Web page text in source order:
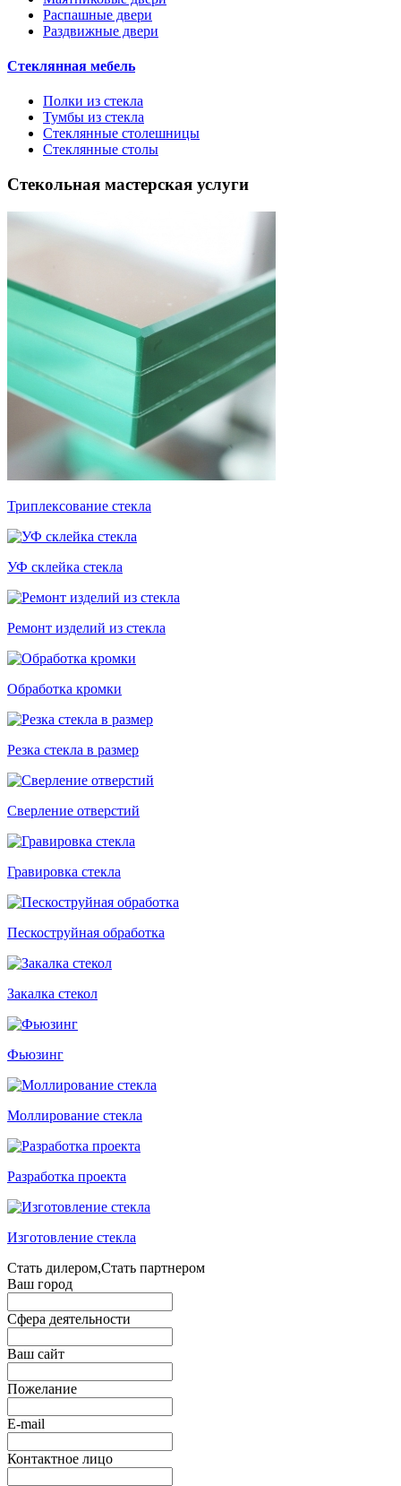
Распашные двери
Раздвижные двери
Стеклянная мебель
Полки из стекла
Тумбы из стекла
Стеклянные столешницы
Стеклянные столы
Стекольная мастерская услуги
Триплексование стекла
УФ склейка стекла
Ремонт изделий из стекла
Обработка кромки
Резка стекла в размер
Сверление отверстий
Гравировка стекла
Пескоструйная обработка
Закалка стекол
Фьюзинг
Моллирование стекла
Разработка проекта
Изготовление стекла
Стать дилером,Стать партнером
Ваш город
Сфера деятельности
Ваш сайт
Пожелание
E-mail
Контактное лицо